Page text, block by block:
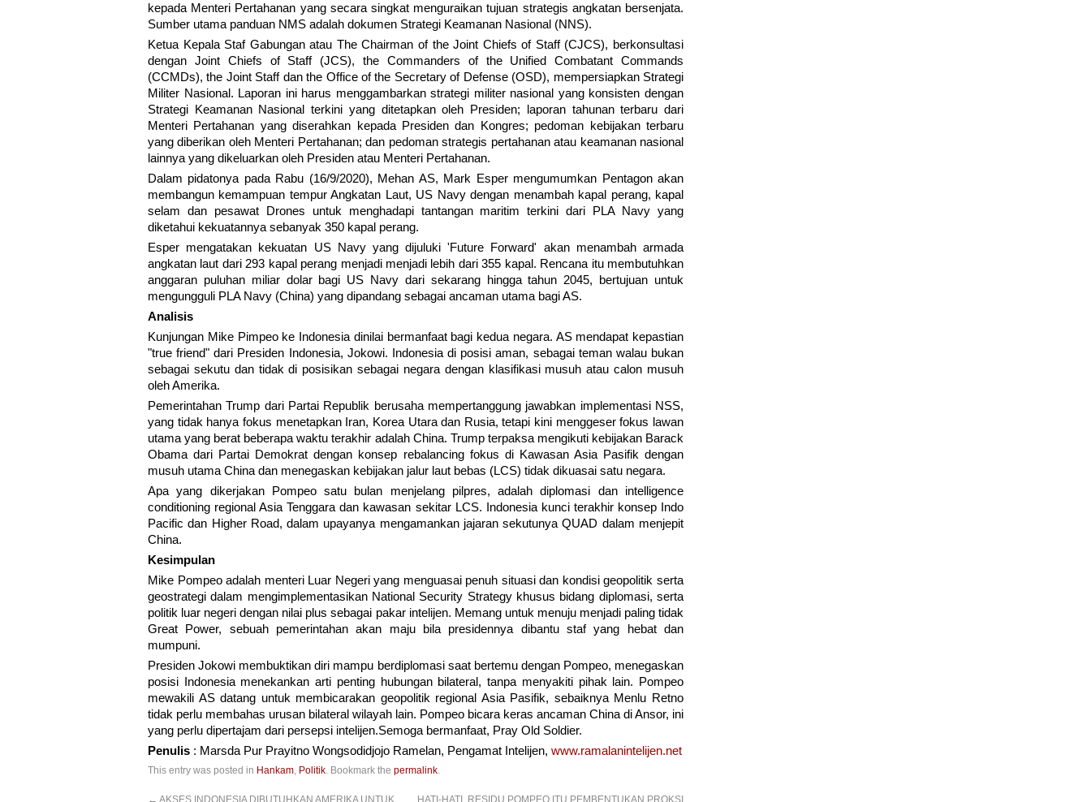
kepada Menteri Pertahanan yang secara singkat menguraikan tujuan strategis angkatan bersenjata.
Sumber utama panduan NMS adalah dokumen Strategi Keamanan Nasional (NNS).
Ketua Kepala Staf Gabungan atau The Chairman of the Joint Chiefs of Staff (CJCS), berkonsultasi
dengan Joint Chiefs of Staff (JCS), the Commanders of the Unified Combatant Commands
(CCMDs), the Joint Staff dan the Office of the Secretary of Defense (OSD), mempersiapkan Strategi
Militer Nasional. Laporan ini harus menggambarkan strategi militer nasional yang konsisten dengan
Strategi Keamanan Nasional terkini yang ditetapkan oleh Presiden; laporan tahunan terbaru dari
Menteri Pertahanan yang diserahkan kepada Presiden dan Kongres; pedoman kebijakan terbaru
yang diberikan oleh Menteri Pertahanan; dan pedoman strategis pertahanan atau keamanan nasional
lainnya yang dikeluarkan oleh Presiden atau Menteri Pertahanan.
Dalam pidatonya pada Rabu (16/9/2020), Mehan AS, Mark Esper mengumumkan Pentagon akan
membangun kemampuan tempur Angkatan Laut, US Navy dengan menambah kapal perang, kapal
selam dan pesawat Drones untuk menghadapi tantangan maritim terkini dari PLA Navy yang
diketahui kekuatannya sebanyak 350 kapal perang.
Esper mengatakan kekuatan US Navy yang dijuluki 'Future Forward' akan menambah armada
angkatan laut dari 293 kapal perang menjadi menjadi lebih dari 355 kapal. Rencana itu membutuhkan
anggaran puluhan miliar dolar bagi US Navy dari sekarang hingga tahun 2045, bertujuan untuk
mengungguli PLA Navy (China) yang dipandang sebagai ancaman utama bagi AS.
Analisis
Kunjungan Mike Pimpeo ke Indonesia dinilai bermanfaat bagi kedua negara. AS mendapat kepastian
"true friend" dari Presiden Indonesia, Jokowi. Indonesia di posisi aman, sebagai teman walau bukan
sebagai sekutu dan tidak di posisikan sebagai negara dengan klasifikasi musuh atau calon musuh
oleh Amerika.
Pemerintahan Trump dari Partai Republik berusaha mempertanggung jawabkan implementasi NSS,
yang tidak hanya fokus menetapkan Iran, Korea Utara dan Rusia, tetapi kini menggeser fokus lawan
utama yang berat beberapa waktu terakhir adalah China. Trump terpaksa mengikuti kebijakan Barack
Obama dari Partai Demokrat dengan konsep rebalancing fokus di Kawasan Asia Pasifik dengan
musuh utama China dan menegaskan kebijakan jalur laut bebas (LCS) tidak dikuasai satu negara.
Apa yang dikerjakan Pompeo satu bulan menjelang pilpres, adalah diplomasi dan intelligence
conditioning regional Asia Tenggara dan kawasan sekitar LCS. Indonesia kunci terakhir konsep Indo
Pacific dan Higher Road, dalam upayanya mengamankan jajaran sekutunya QUAD dalam menjepit
China.
Kesimpulan
Mike Pompeo adalah menteri Luar Negeri yang menguasai penuh situasi dan kondisi geopolitik serta
geostrategi dalam mengimplementasikan National Security Strategy khusus bidang diplomasi, serta
politik luar negeri dengan nilai plus sebagai pakar intelijen. Memang untuk menuju menjadi paling tidak
Great Power, sebuah pemerintahan akan maju bila presidennya dibantu staf yang hebat dan
mumpuni.
Presiden Jokowi membuktikan diri mampu berdiplomasi saat bertemu dengan Pompeo, menegaskan
posisi Indonesia menekankan arti penting hubungan bilateral, tanpa menyakiti pihak lain. Pompeo
mewakili AS datang untuk membicarakan geopolitik regional Asia Pasifik, sebaiknya Menlu Retno
tidak perlu membahas urusan bilateral wilayah lain. Pompeo bicara keras ancaman China di Ansor, ini
yang perlu dipertajam dari persepsi intelijen.Semoga bermanfaat, Pray Old Soldier.
Penulis : Marsda Pur Prayitno Wongsodidjojo Ramelan, Pengamat Intelijen, www.ramalanintelijen.net
This entry was posted in Hankam, Politik. Bookmark the permalink.